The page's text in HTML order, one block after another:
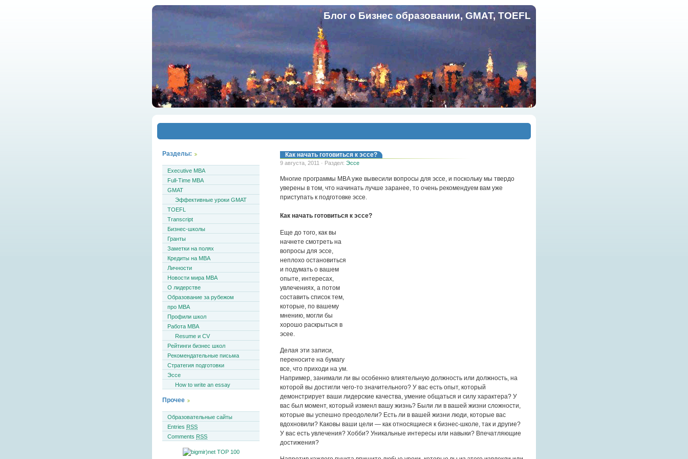
Блог о Бизнес образовании, GMAT, TOEFL
Как начать готовиться к эссе?
9 августа, 2011 · Раздел: Эссе
Многие программы MBA уже вывесили вопросы для эссе, и поскольку мы твердо
уверены в том, что начинать лучше заранее, то очень рекомендуем вам уже
приступать к подготовке эссе.
Как начать готовиться к эссе?
Еще до того, как вы
начнете смотреть на
вопросы для эссе,
неплохо остановиться
и подумать о вашем
опыте, интересах,
увлечениях, а потом
составить список тем,
которые, по вашему
мнению, могли бы
хорошо раскрыться в
эсее.
Делая эти записи,
переносите на бумагу
все, что приходи на ум.
Например, занимали ли вы особенно влиятельную должность или должность, на
которой вы достигли чего-то значительного? У вас есть опыт, который
демонстрирует ваши лидерские качества, умение общаться и силу характера? У
вас был момент, который изменл вашу жизнь? Были ли в вашей жизни сложности,
которые вы успешно преодолели? Есть ли в вашей жизни люди, которые вас
вдохновили? Каковы ваши цели — как относящиеся к бизнес-школе, так и другие?
У вас есть увлечения? Хобби? Уникальные интересы или навыки? Впечатляющие
достижения?
Разделы:
Executive MBA
Full-Time MBA
GMAT
Эффективные уроки GMAT
TOEFL
Transcript
Бизнес-школы
Гранты
Заметки на полях
Кредиты на MBA
Личности
Новости мира MBA
О лидерстве
Образование за рубежом
про MBA
Профили школ
Работа MBA
Resume и CV
Рейтинги бизнес школ
Рекомендательные письма
Стратегия подготовки
Эссе
How to write an essay
Прочее
Образовательные сайты
Entries RSS
Comments RSS